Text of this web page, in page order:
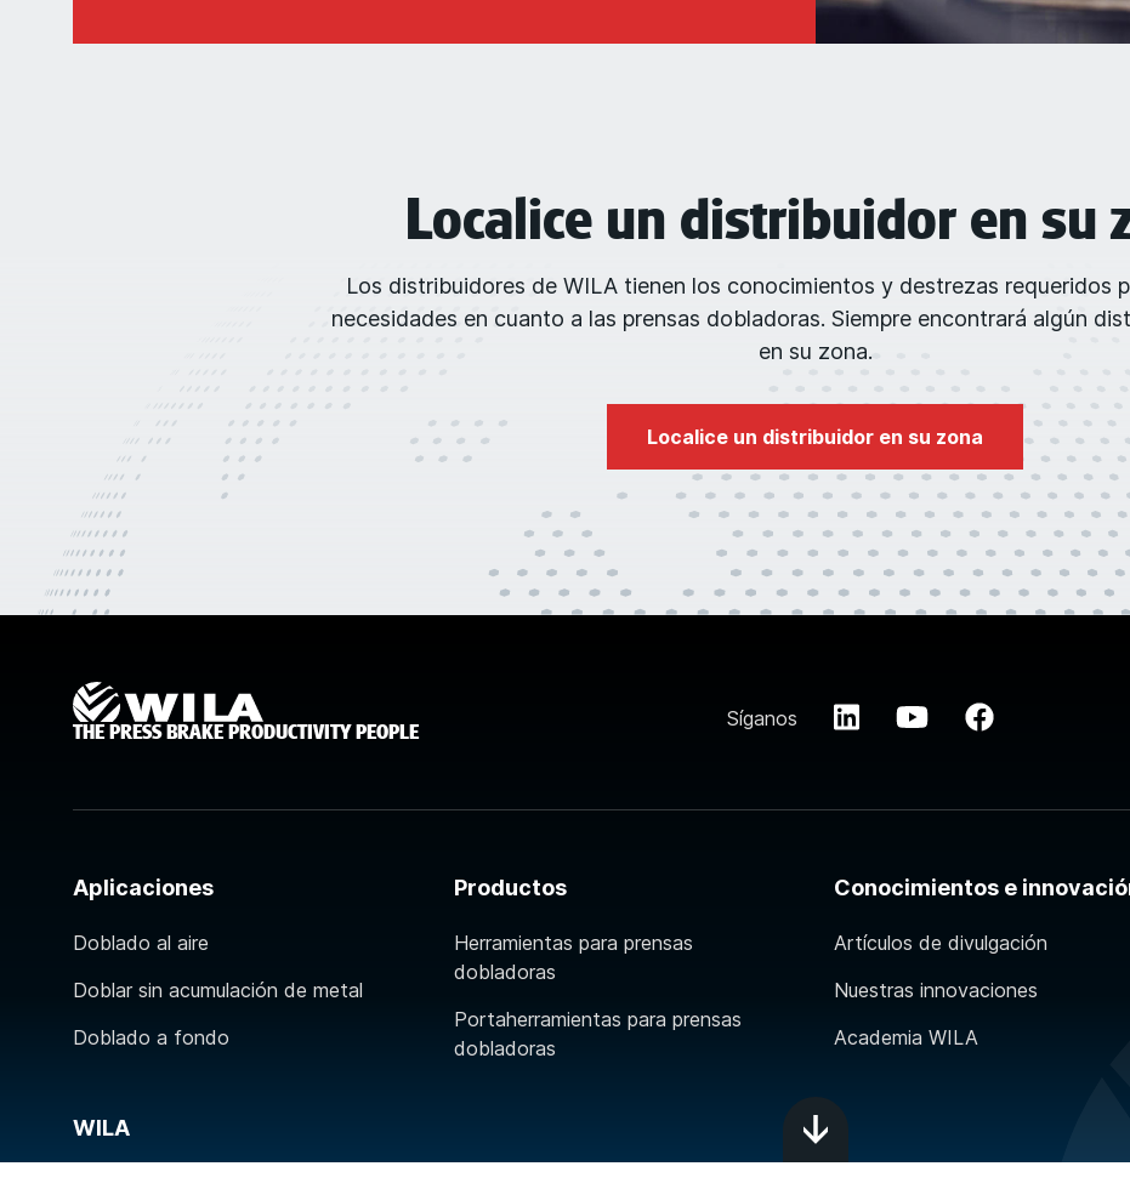
Localice un distribuidor en su
Los distribuidores de WILA tienen los conocimientos y destrezas requeridos
necesidades en cuanto a las prensas dobladoras. Siempre encontrará algún
en su zona.
Localice un distribuidor en su zona
THE PRESS BRAKE PRODUCTIVITY PEOPLE
Síganos
Aplicaciones
Doblado al aire
Doblar sin acumulación de metal
Doblado a fondo
Productos
Herramientas para prensas
dobladoras
Portaherramientas para prensas
dobladoras
Conocimientos e
Artículos de divulgación
Nuestras innovaciones
Academia WILA
WILA